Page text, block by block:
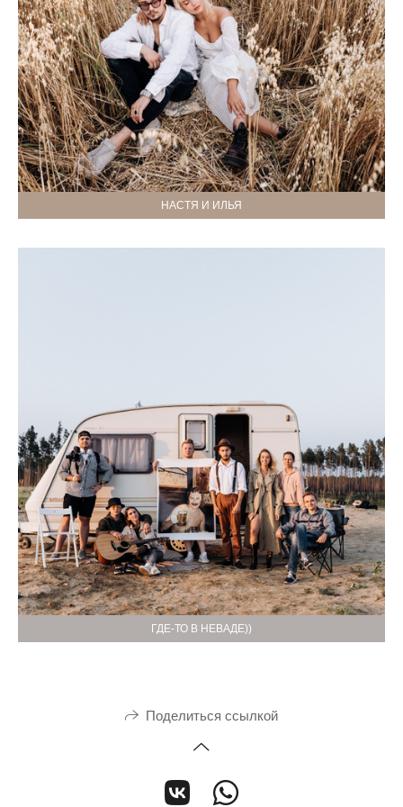
НАСТЯ И ИЛЬЯ
ГДЕ-ТО В НЕВАДЕ))
Поделиться ссылкой